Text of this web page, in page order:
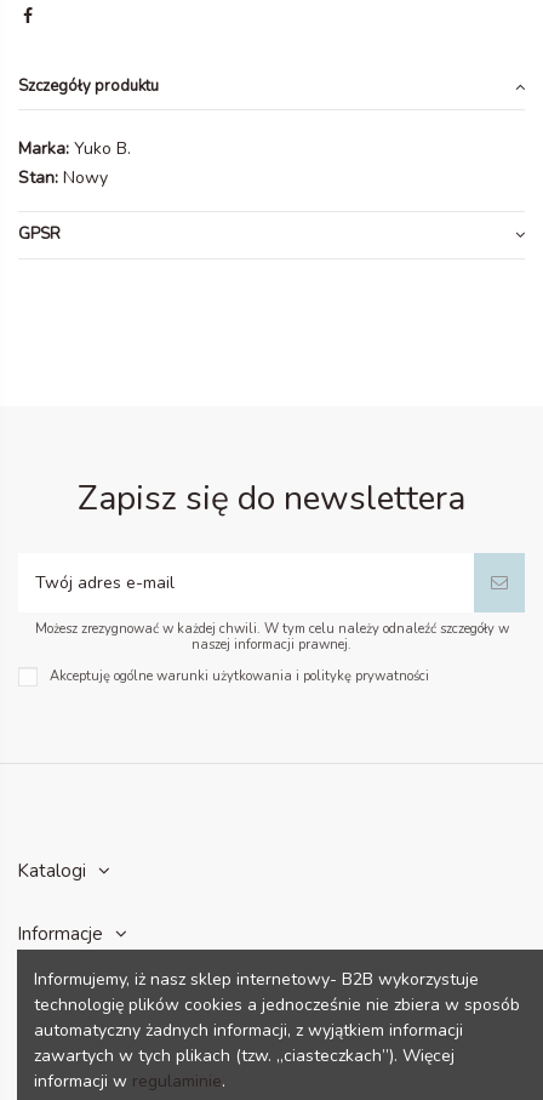
Szczegóły produktu
Marka: Yuko B.
Stan: Nowy
GPSR
Zapisz się do newslettera
Możesz zrezygnować w każdej chwili. W tym celu należy odnaleźć szczegóły w
naszej informacji prawnej.
Akceptuję ogólne warunki użytkowania i politykę prywatności
Katalogi
Informacje
Konto
Dane kontaktowe
Informujemy, iż nasz sklep internetowy- B2B wykorzystuje
technologię plików cookies a jednocześnie nie zbiera w sposób
automatyczny żadnych informacji, z wyjątkiem informacji
zawartych w tych plikach (tzw. „ciasteczkach”). Więcej
informacji w regulaminie.